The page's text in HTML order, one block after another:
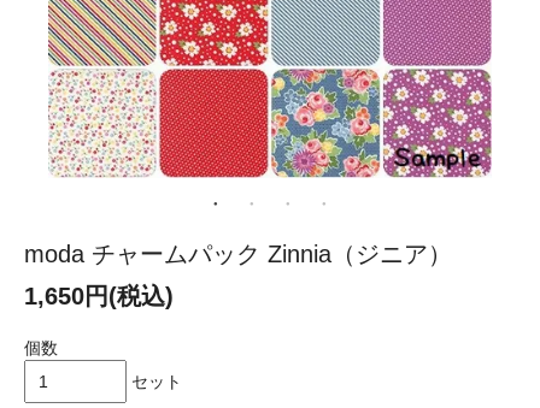
moda チャームパック Zinnia（ジニア）
1,650円(税込)
個数
セット